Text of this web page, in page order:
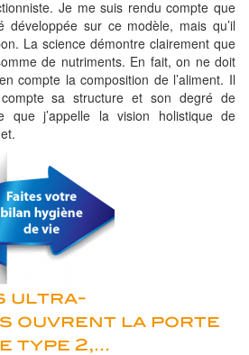
Je me suis rendu compte que
sur ce modèle, mais qu’il
La science démontre clairement que
de nutriments. En fait, on ne doit
compte la composition de l’aliment. Il
sa structure et son degré de
que j’appelle la vision holistique de
ultra-
ouvrent la porte
type 2,…